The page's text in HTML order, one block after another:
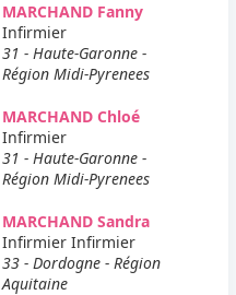
MARCHAND Fanny
Infirmier
31 - Haute-Garonne -
Région Midi-Pyrenees
MARCHAND Chloé
Infirmier
31 - Haute-Garonne -
Région Midi-Pyrenees
MARCHAND Sandra
Infirmier Infirmier
33 - Dordogne - Région
Aquitaine